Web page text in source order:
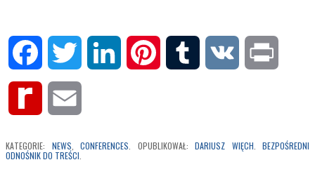
Facebook Twitter LinkedIn Pinterest Tumblr VK
Rediff
KATEGORIE: NEWS CONFERENCES . OPUBLIKOWAŁ: DARIUSZ WIĘCH
BEZPOŚREDNI
ODNOŚNIK DO TREŚCI